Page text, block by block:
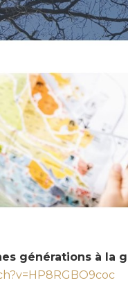
générations à la